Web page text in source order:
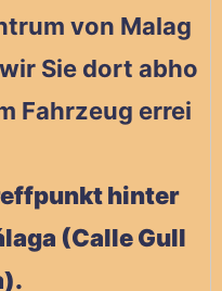
von Malag
Sie dort abho
Fahrzeug errei
hinter
(Calle Gull